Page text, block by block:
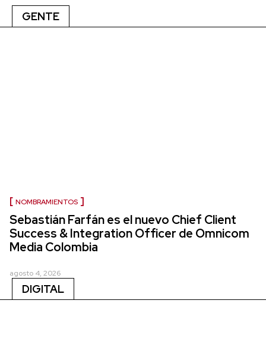
GENTE
NOMBRAMIENTOS
Sebastián Farfán es el nuevo Chief Client
Success & Integration Officer de Omnicom
Media Colombia
agosto 4, 2026
DIGITAL